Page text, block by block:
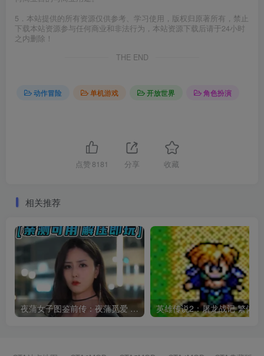
5．本站提供的所有资源仅供参考、学习使用，版权归原著所有，禁止
下载本站资源参与任何商业和非法行为，本站资源下载后请于24小时
之内删除！
THE END
动作冒险 单机游戏 开放世界 角色扮演
点赞 8181 分享 收藏
相关推荐
夜蒲女子图鉴前传：夜蒲觅爱 Yep! 简体中文 国语配音 免安装 绿色版 [亲测可用 解压即玩]【10.1GB】